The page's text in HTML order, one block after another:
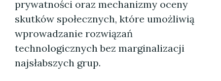
prywatności oraz mechanizmy oceny
skutków społecznych, które umożliwią
wprowadzanie rozwiązań
technologicznych bez marginalizacji
najsłabszych grup.